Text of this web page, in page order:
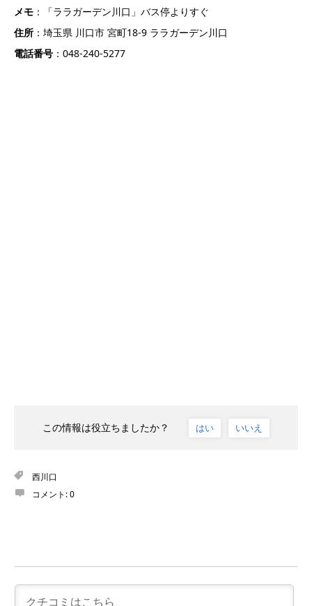
メモ ：「ララガーデン川口」バス停よりすぐ
住所 ：埼玉県 川口市 宮町18-9 ララガーデン川口
電話番号 ：048-240-5277
この情報は役立ちましたか？ はい いいえ
西川口
コメント:0